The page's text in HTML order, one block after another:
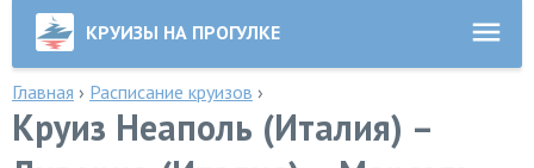
КРУИЗЫ НА ПРОГУЛКЕ
Главная › Расписание круизов ›
Круиз Неаполь (Италия) –